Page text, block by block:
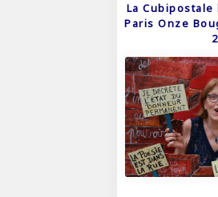
La
Paris Onze